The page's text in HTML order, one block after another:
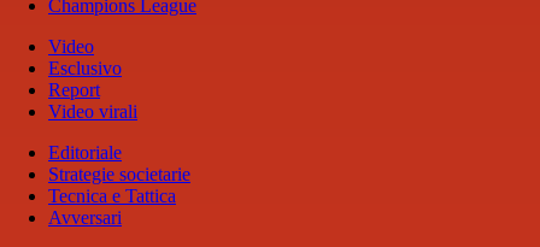
Champions League
Video
Esclusivo
Report
Video virali
Editoriale
Strategie societarie
Tecnica e Tattica
Avversari